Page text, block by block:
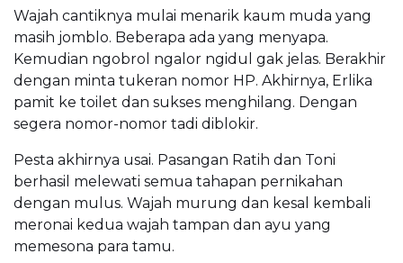
Wajah cantiknya mulai menarik kaum muda yang
masih jomblo. Beberapa ada yang menyapa.
Kemudian ngobrol ngalor ngidul gak jelas. Berakhir
dengan minta tukeran nomor HP. Akhirnya, Erlika
pamit ke toilet dan sukses menghilang. Dengan
segera nomor-nomor tadi diblokir.
Pesta akhirnya usai. Pasangan Ratih dan Toni
berhasil melewati semua tahapan pernikahan
dengan mulus. Wajah murung dan kesal kembali
meronai kedua wajah tampan dan ayu yang
memesona para tamu.